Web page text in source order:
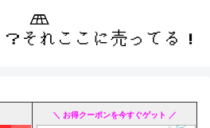
＼ お得クーポンを今すぐゲット ／